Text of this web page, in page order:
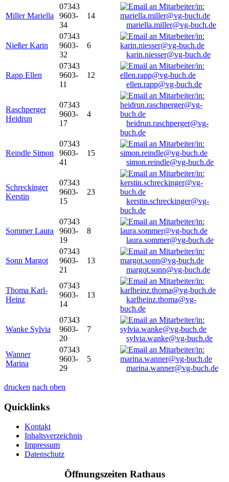
Miller Mariella
07343
9603-
34
14
mariella.miller@vg-buch.de
Nießer Karin
07343
9603-
32
6
karin.niesser@vg-buch.de
Rapp Ellen
07343
9603-
11
12
ellen.rapp@vg-buch.de
Raschperger
Heidrun
07343
9603-
17
4
heidrun.raschperger@vg-
buch.de
Reindle Simon
07343
9603-
41
15
simon.reindle@vg-buch.de
Schreckinger
Kerstin
07343
9603-
15
23
kerstin.schreckinger@vg-
buch.de
Sommer Laura
07343
9603-
19
8
laura.sommer@vg-buch.de
Sonn Margot
07343
9603-
21
13
margot.sonn@vg-buch.de
Thoma Karl-
Heinz
07343
9603-
14
13
karlheinz.thoma@vg-
buch.de
Wanke Sylvia
07343
9603-
20
7
sylvia.wanke@vg-buch.de
Wanner
Marina
07343
9603-
29
5
marina.wanner@vg-buch.de
drucken nach oben
Quicklinks
Kontakt
Inhaltsverzeichnis
Impressum
Datenschutz
Öffnungszeiten Rathaus